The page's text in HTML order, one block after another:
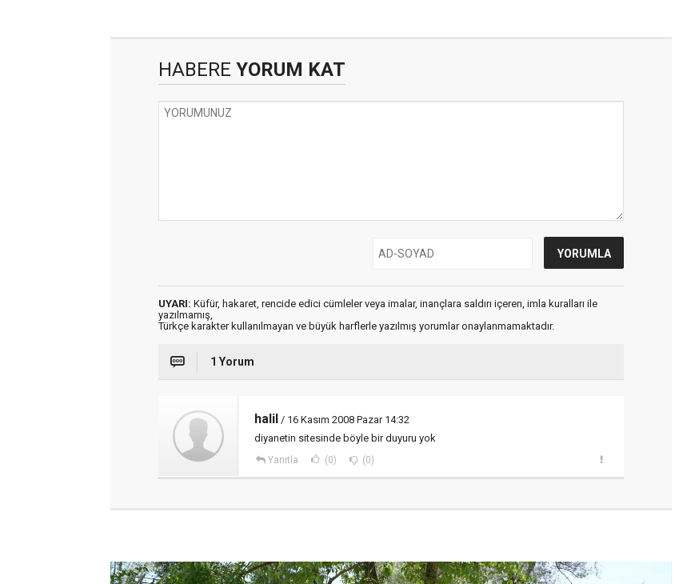
HABERE YORUM KAT
UYARI: Küfür, hakaret, rencide edici cümleler veya imalar, inançlara saldırı içeren, imla kuralları ile
yazılmamış,
Türkçe karakter kullanılmayan ve büyük harflerle yazılmış yorumlar onaylanmamaktadır.
1 Yorum
halil / 16 Kasım 2008 Pazar 14:32
diyanetin sitesinde böyle bir duyuru yok
Yanıtla (0) (0)